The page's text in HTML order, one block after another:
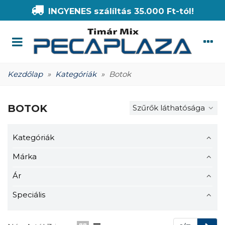
INGYENES szálíltás 35.000 Ft-tól!
Kezdőlap » Kategóriák » Botok
BOTOK Szűrők láthatósága
Kategóriák
Márka
Ár
Speciális